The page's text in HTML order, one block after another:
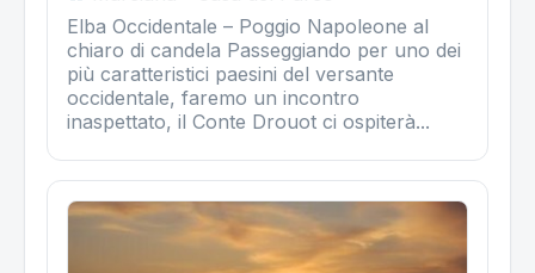
Elba Occidentale – Poggio Napoleone al
chiaro di candela Passeggiando per uno dei
più caratteristici paesini del versante
occidentale, faremo un incontro
inaspettato, il Conte Drouot ci ospiterà...